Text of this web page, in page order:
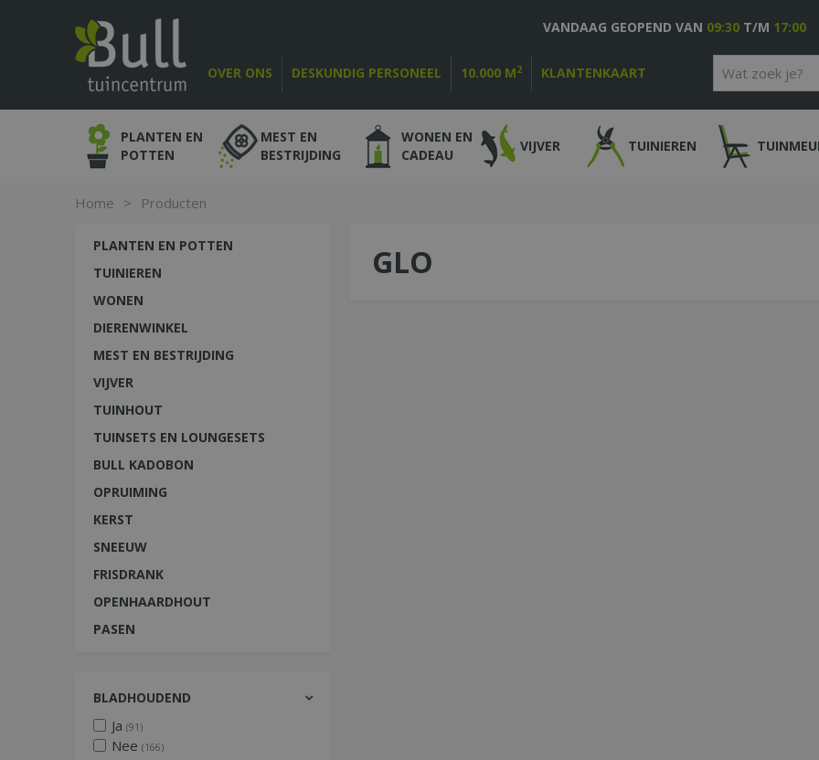
Home > Producten
OVER ONS DESKUNDIG PERSONEEL 10.000 M2 KLANTENKAART
VANDAAG GEOPEND VAN 09:30 T/M 17:00
PLANTEN EN
POTTEN
MEST EN
BESTRIJDING
WONEN EN
CADEAU
VIJVER TUINIEREN
GLO
PLANTEN EN POTTEN
TUINIEREN
WONEN
DIERENWINKEL
MEST EN BESTRIJDING
VIJVER
TUINHOUT
TUINSETS EN LOUNGESETS
BULL KADOBON
OPRUIMING
KERST
SNEEUW
FRISDRANK
OPENHAARDHOUT
PASEN
BLADHOUDEND
Ja (91)
Nee (166)